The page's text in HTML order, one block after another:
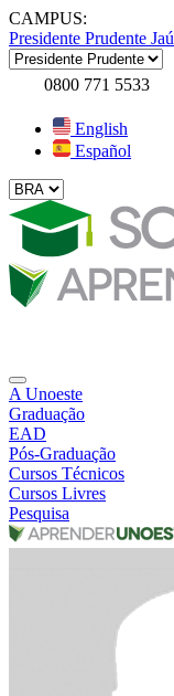
CAMPUS:
Presidente Prudente Jaú
0800 771 5533
English
Español
A Unoeste
Graduação
EAD
Pós-Graduação
Cursos Técnicos
Cursos Livres
Pesquisa